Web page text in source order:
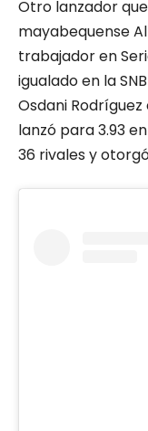
Otro lanzador
mayabequense
trabajador en
igualado en la
Osdani
lanzó para 3.93
36 rivales y